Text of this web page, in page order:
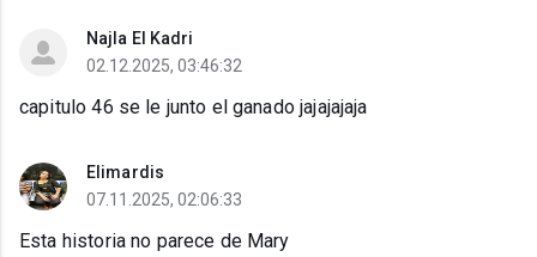
Najla El Kadri
02.12.2025, 03:46:32
capitulo 46 se le junto el ganado jajajajaja
Elimardis
07.11.2025, 02:06:33
Esta historia no parece de Mary